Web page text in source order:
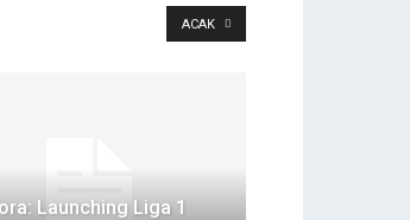
ACAK
Launching Liga 1